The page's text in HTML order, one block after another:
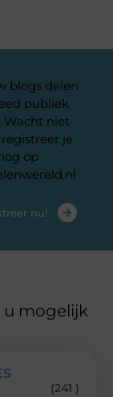
blogs delen
publiek
Wacht niet
je
op
nu!
u mogelijk
(241 )